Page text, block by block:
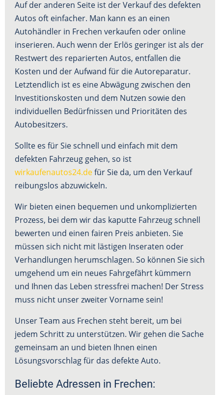
Auf der anderen Seite ist der Verkauf des defekten
Autos oft einfacher. Man kann es an einen
Autohändler in Frechen verkaufen oder online
inserieren. Auch wenn der Erlös geringer ist als der
Restwert des reparierten Autos, entfallen die
Kosten und der Aufwand für die Autoreparatur.
Letztendlich ist es eine Abwägung zwischen den
Investitionskosten und dem Nutzen sowie den
individuellen Bedürfnissen und Prioritäten des
Autobesitzers.
Sollte es für Sie schnell und einfach mit dem
defekten Fahrzeug gehen, so ist
wirkaufenautos24.defür Sie da, um den Verkauf
reibungslos abzuwickeln.
Wir bieten einen bequemen und unkomplizierten
Prozess, bei dem wir das kaputte Fahrzeug schnell
bewerten und einen fairen Preis anbieten. Sie
müssen sich nicht mit lästigen Inseraten oder
Verhandlungen herumschlagen. So können Sie sich
umgehend um ein neues Fahrgefährt kümmern
und Ihnen das Leben stressfrei machen! Der Stress
muss nicht unser zweiter Vorname sein!
Unser Team aus Frechen steht bereit, um bei
jedem Schritt zu unterstützen. Wir gehen die Sache
gemeinsam an und bieten Ihnen einen
Lösungsvorschlag für das defekte Auto.
Beliebte Adressen in Frechen: